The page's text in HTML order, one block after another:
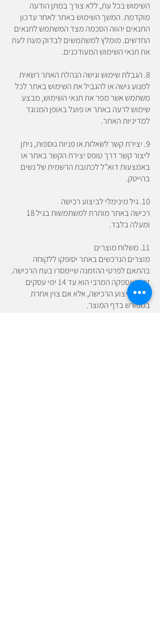
השימוש בכל עת, ללא צורך במתן הודעה
מוקדמת. המשך השימוש באתר לאחר עדכון
התנאים יהווה הסכמה מצד המשתמש לתנאים
החדשים. מומלץ למשתמשים לבדוק מעת לעת
את תנאי השימוש המעודכנים.
8. הגבלת שימוש וגישה הנהלת האתר רשאית
למנוע גישה או להגביל את השימוש באתר לכל
משתמש אשר מפר את תנאי השימוש, מבצע
שימוש לרעה באתר או פועל באופן המנוגד
למדיניות האתר.
9. יצירת קשר לשאלות או פניות נוספות, ניתן
ליצור קשר דרך טופס יצירת הקשר באתר או
באמצעות דוא"ל לכתובת הרשמית של נשים
בהייטק.
10. גיל מינימלי לביצוע רכישה
רכישה באתר מותרת למשתמשות בגיל 18
ומעלה בלבד.
11. משלוח מוצרים
מוצרים הנרכשים באתר יסופקו ללקוחה
בהתאם לפרטי ההזמנה שיימסרו בעת הרכישה.
זמן האספקה המרבי הוא עד 14 ימי עסקים
מרגע ביצוע הרכישה, אלא אם צוין אחרת
במפורש בדף המוצר.